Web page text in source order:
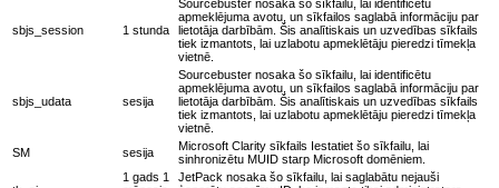
sbjs_session 1 stunda
Sourcebuster nosaka šo sīkfailu, lai identificētu
apmeklējuma avotu, un sīkfailos saglabā informāciju par
lietotāja darbībām. Šis analītiskais un uzvedības sīkfails
tiek izmantots, lai uzlabotu apmeklētāju pieredzi tīmekļa
vietnē.
sbjs_udata sesija
Sourcebuster nosaka šo sīkfailu, lai identificētu
apmeklējuma avotu, un sīkfailos saglabā informāciju par
lietotāja darbībām. Šis analītiskais un uzvedības sīkfails
tiek izmantots, lai uzlabotu apmeklētāju pieredzi tīmekļa
vietnē.
SM
sesija
Microsoft Clarity sīkfails Iestatiet šo sīkfailu, lai
sinhronizētu MUID starp Microsoft domēniem.
1 gads 1
JetPack nosaka šo sīkfailu, lai saglabātu nejauši